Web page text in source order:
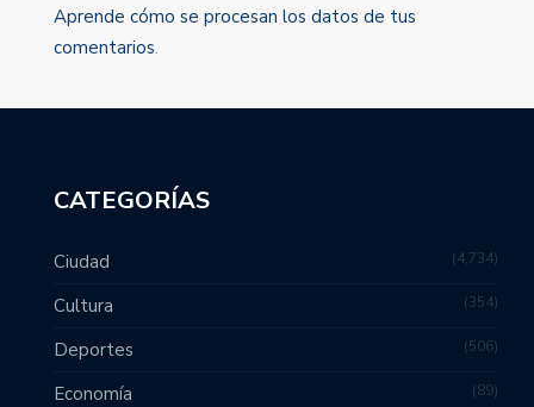
Aprende cómo se procesan los datos de tus
comentarios.
CATEGORÍAS
Ciudad 4,734
Cultura 354
Deportes 506
Economía 89